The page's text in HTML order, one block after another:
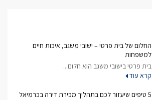
החלום של בית פרטי – ישובי משגב, איכות חיים
למשפחות
בית פרטי בישובי משגב הוא חלום...
קרא עוד
5 טיפים שיעזור לכם בתהליך מכירת דירה בכרמיאל